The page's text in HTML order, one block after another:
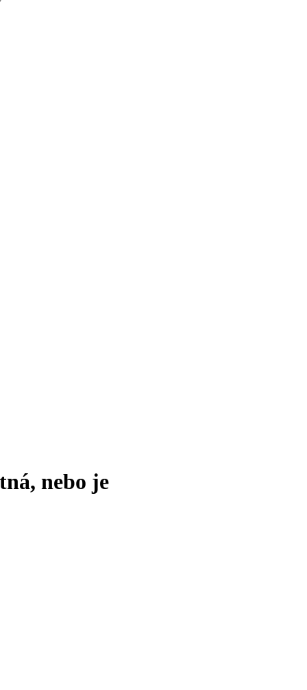
nebo je